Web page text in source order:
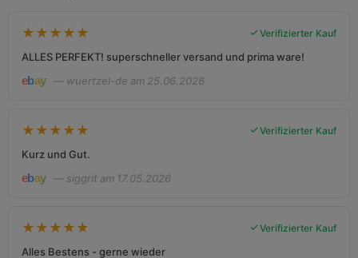
★ ★ ★ ★ ★ Verifizierter Kauf
ALLES PERFEKT! superschneller versand und prima ware!
— wuertzel-de am 25.06.2026
★ ★ ★ ★ ★ Verifizierter Kauf
Kurz und Gut.
— siggrit am 17.05.2026
★ ★ ★ ★ ★ Verifizierter Kauf
Alles Bestens - gerne wieder